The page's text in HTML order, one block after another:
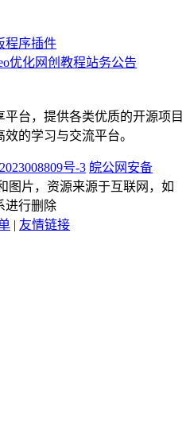
程序插件
优化网创教程站务公告
台，提供各类优质的开源项目
的学习与交流平台。
号-3 皖公网安备
图片，资源来源于互联网，如
进行删除
| 友情链接